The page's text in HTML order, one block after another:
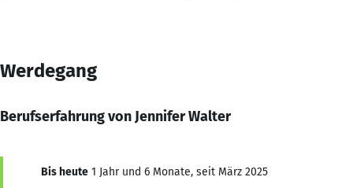
Werdegang
Berufserfahrung von Jennifer Walter
Bis heute 1 Jahr und 6 Monate, seit März 2025